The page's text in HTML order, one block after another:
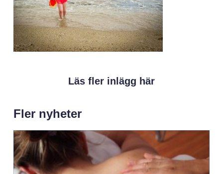
Läs fler inlägg här
Fler nyheter